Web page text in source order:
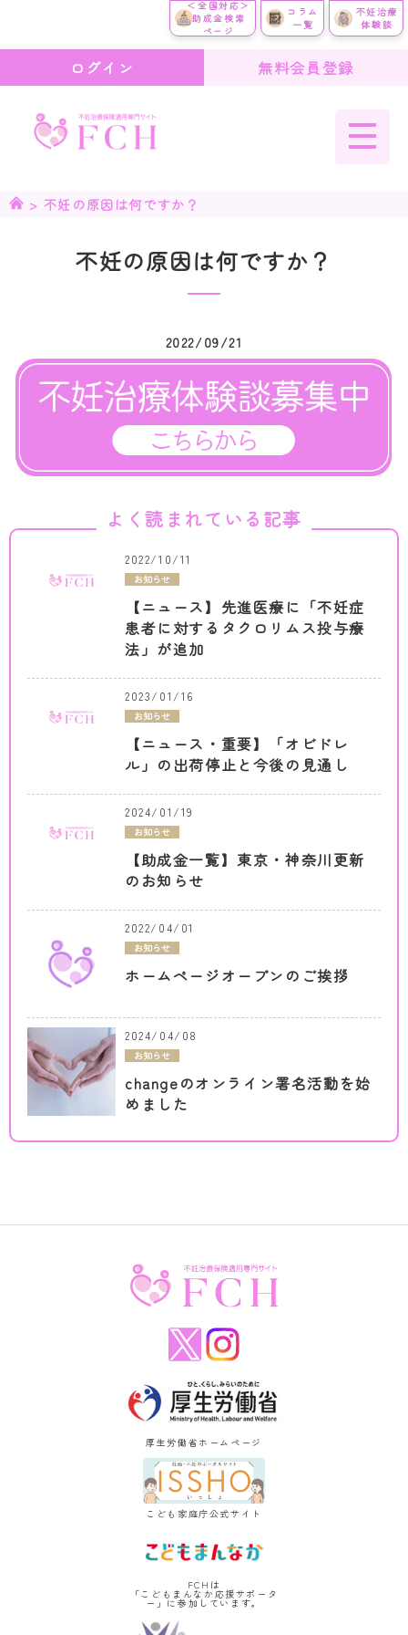
＜全国対応＞
助成金検索
ページ
コラム
一覧
不妊治療
体験談
ログイン 無料会員登録
> 不妊の原因は何ですか？
不妊の原因は何ですか？
2022/09/21
よく読まれている記事
2022/10/11
お知らせ
【ニュース】先進医療に「不妊症
患者に対するタクロリムス投与療
法」が追加
2023/01/16
お知らせ
【ニュース・重要】「オビドレ
ル」の出荷停止と今後の見通し
2024/01/19
お知らせ
【助成金一覧】東京・神奈川更新
のお知らせ
2022/04/01
お知らせ
ホームページオープンのご挨拶
2024/04/08
お知らせ
changeのオンライン署名活動を始
めました
厚生労働省ホームページ
こども家庭庁公式サイト
FCHは
「こどもまんなか応援サポータ
ー」に参加しています。